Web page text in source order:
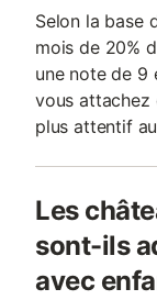
Selon la base
mois de 20%
une note de 9
vous attachez
plus attentif
Les
sont-ils
avec